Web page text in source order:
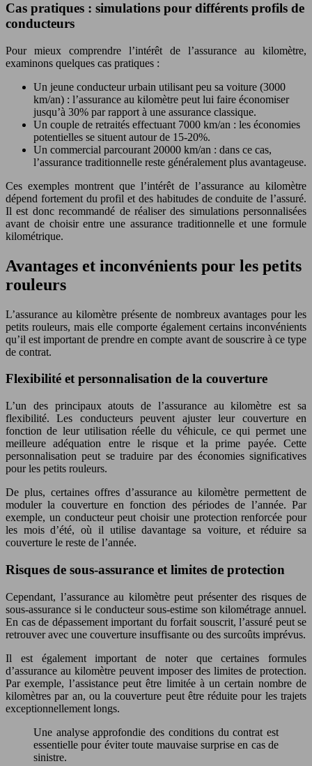
Cas pratiques : simulations pour différents profils de
conducteurs
Pour mieux comprendre l’intérêt de l’assurance au kilomètre,
examinons quelques cas pratiques :
Un jeune conducteur urbain utilisant peu sa voiture (3000
km/an) : l’assurance au kilomètre peut lui faire économiser
jusqu’à 30% par rapport à une assurance classique.
Un couple de retraités effectuant 7000 km/an : les économies
potentielles se situent autour de 15-20%.
Un commercial parcourant 20000 km/an : dans ce cas,
l’assurance traditionnelle reste généralement plus avantageuse.
Ces exemples montrent que l’intérêt de l’assurance au kilomètre
dépend fortement du profil et des habitudes de conduite de l’assuré.
Il est donc recommandé de réaliser des simulations personnalisées
avant de choisir entre une assurance traditionnelle et une formule
kilométrique.
Avantages et inconvénients pour les petits
rouleurs
L’assurance au kilomètre présente de nombreux avantages pour les
petits rouleurs, mais elle comporte également certains inconvénients
qu’il est important de prendre en compte avant de souscrire à ce type
de contrat.
Flexibilité et personnalisation de la couverture
L’un des principaux atouts de l’assurance au kilomètre est sa
flexibilité. Les conducteurs peuvent ajuster leur couverture en
fonction de leur utilisation réelle du véhicule, ce qui permet une
meilleure adéquation entre le risque et la prime payée. Cette
personnalisation peut se traduire par des économies significatives
pour les petits rouleurs.
De plus, certaines offres d’assurance au kilomètre permettent de
moduler la couverture en fonction des périodes de l’année. Par
exemple, un conducteur peut choisir une protection renforcée pour
les mois d’été, où il utilise davantage sa voiture, et réduire sa
couverture le reste de l’année.
Risques de sous-assurance et limites de protection
Cependant, l’assurance au kilomètre peut présenter des risques de
sous-assurance si le conducteur sous-estime son kilométrage annuel.
En cas de dépassement important du forfait souscrit, l’assuré peut se
retrouver avec une couverture insuffisante ou des surcoûts imprévus.
Il est également important de noter que certaines formules
d’assurance au kilomètre peuvent imposer des limites de protection.
Par exemple, l’assistance peut être limitée à un certain nombre de
kilomètres par an, ou la couverture peut être réduite pour les trajets
exceptionnellement longs.
Une analyse approfondie des conditions du contrat est
essentielle pour éviter toute mauvaise surprise en cas de
sinistre.